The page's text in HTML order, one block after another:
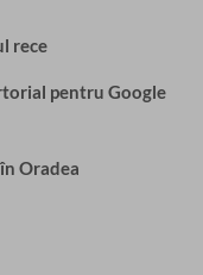
rece
pentru Google
Oradea